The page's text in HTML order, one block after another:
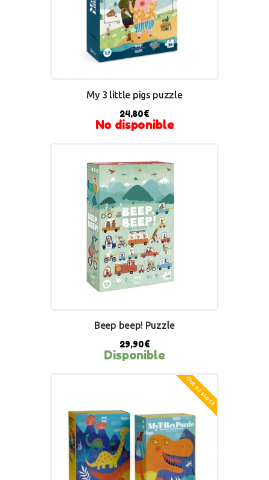
My 3 little pigs puzzle
24,80€
No disponible
Beep beep! Puzzle
29,90€
Disponible
Out of stock